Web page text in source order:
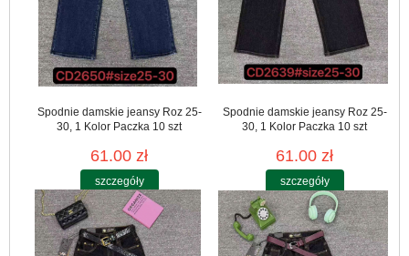
Spodnie damskie jeansy Roz 25-
30, 1 Kolor Paczka 10 szt
61.00 zł
szczegóły
Spodnie damskie jeansy Roz 25-
30, 1 Kolor Paczka 10 szt
61.00 zł
szczegóły